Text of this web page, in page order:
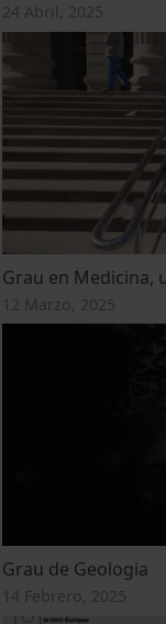
24 Abril, 2025
Grau en Medicina,
12 Marzo, 2025
Grau de Geologia
14 Febrero, 2025